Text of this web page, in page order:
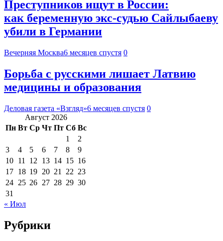
Преступников ищут в России:
как беременную экс-судью Сайлыбаеву
убили в Германии
Вечерняя Москва6 месяцев спустя 0
Борьба с русскими лишает Латвию
медицины и образования
Деловая газета «Взгляд»6 месяцев спустя 0
Август 2026
Пн Вт Ср Чт Пт Сб Вс
1
2
3
4 5 6 7 8
9
10 11 12 13 14 15 16
17 18 19 20 21 22 23
24 25 26 27 28 29 30
31
« Июл
Рубрики